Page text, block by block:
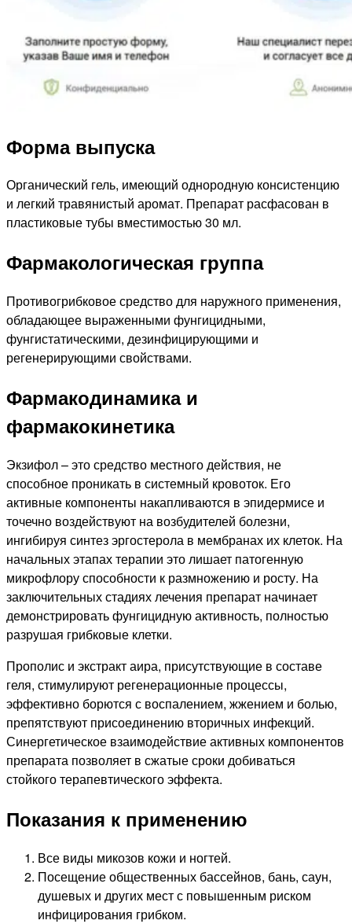
Форма выпуска
Органический гель, имеющий однородную консистенцию
и легкий травянистый аромат. Препарат расфасован в
пластиковые тубы вместимостью 30 мл.
Фармакологическая группа
Противогрибковое средство для наружного применения,
обладающее выраженными фунгицидными,
фунгистатическими, дезинфицирующими и
регенерирующими свойствами.
Фармакодинамика и
фармакокинетика
Экзифол – это средство местного действия, не
способное проникать в системный кровоток. Его
активные компоненты накапливаются в эпидермисе и
точечно воздействуют на возбудителей болезни,
ингибируя синтез эргостерола в мембранах их клеток. На
начальных этапах терапии это лишает патогенную
микрофлору способности к размножению и росту. На
заключительных стадиях лечения препарат начинает
демонстрировать фунгицидную активность, полностью
разрушая грибковые клетки.
Прополис и экстракт аира, присутствующие в составе
геля, стимулируют регенерационные процессы,
эффективно борются с воспалением, жжением и болью,
препятствуют присоединению вторичных инфекций.
Синергетическое взаимодействие активных компонентов
препарата позволяет в сжатые сроки добиваться
стойкого терапевтического эффекта.
Показания к применению
Все виды микозов кожи и ногтей.
Посещение общественных бассейнов, бань, саун,
душевых и других мест с повышенным риском
инфицирования грибком.